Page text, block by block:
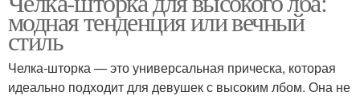
модная тенденция или вечный
стиль
Челка-шторка — это универсальная прическа, которая
идеально подходит для девушек с высоким лбом. Она не